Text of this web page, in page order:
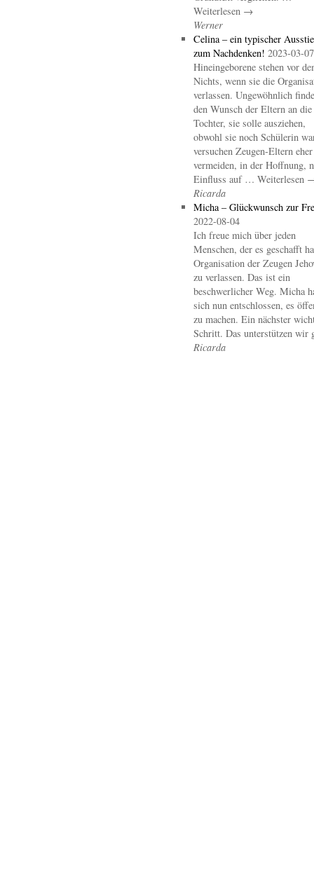
Weiterlesen →
Werner
Celina – ein typischer
zum Nachdenken! 2023-03-07
Hineingeborene stehen vor
Nichts, wenn sie die
verlassen. Ungewöhnlich
den Wunsch der Eltern an die
Tochter, sie solle ausziehen,
obwohl sie noch Schülerin
versuchen Zeugen-Eltern
vermeiden, in der Hoffnung,
Einfluss auf … Weiterlesen
Ricarda
Micha – Glückwunsch zur
2022-08-04
Ich freue mich über jeden
Menschen, der es geschafft
Organisation der Zeugen
zu verlassen. Das ist ein
beschwerlicher Weg. Micha
sich nun entschlossen, es
zu machen. Ein nächster
Schritt. Das unterstützen wir
Ricarda